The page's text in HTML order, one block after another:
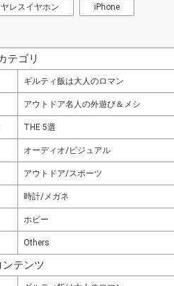
レスイヤホン iPhone
テゴリ
ギルティ飯は大人のロマン
アウトドア名人の外遊び＆メシ
THE 5選
オーディオ/ビジュアル
アウトドア/スポーツ
時計/メガネ
ホビー
Others
ンテンツ